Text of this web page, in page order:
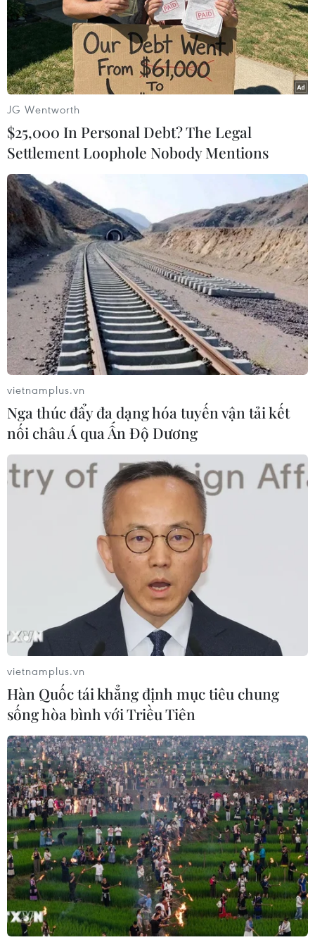
hoa
Lễ hội Pháo hoa quốc tế Đà Nẵng
(DIFF) là cơ hội để Đà Nẵng
khẳng định vị thế “Thành phố sự
kiện và lễ hội hàng đầu châu Á”
đồng thời góp phần thu hút lượng
lớn khách quốc tế.
#Lễ hội pháo hoa quốc tế Đà Nẵng
#Pháo hoa
TP. Đà Nẵng
Theo dõi VietnamPlus
TIN LIÊN QUAN
Lễ hội pháo hoa quốc tế Đà Nẵng: Kết nối
tâm hồn bằng ánh sáng và âm nhạc
14/06/2025 15:01
JG Wentworth
$25,000 In Personal Debt? The Legal
Settlement Loophole Nobody Mentions
vietnamplus.vn
Nga thúc đẩy đa dạng hóa tuyến vận tải kết
nối châu Á qua Ấn Độ Dương
vietnamplus.vn
Hàn Quốc tái khẳng định mục tiêu chung
sống hòa bình với Triều Tiên